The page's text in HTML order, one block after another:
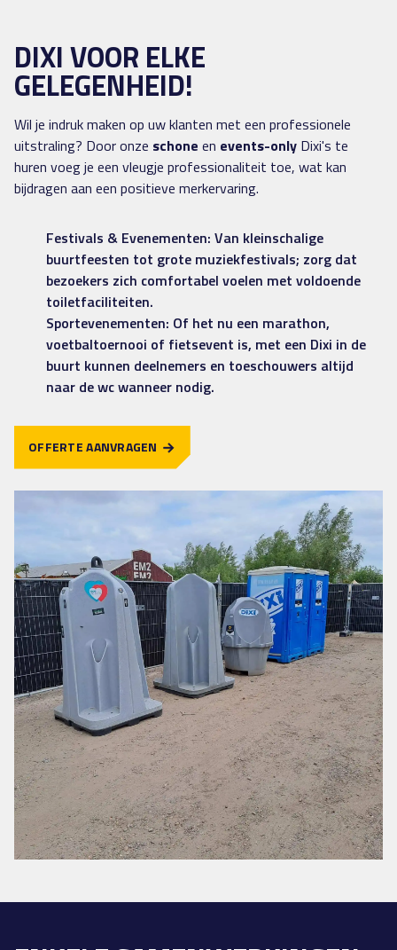
DIXI VOOR ELKE
GELEGENHEID!
Wil je indruk maken op uw klanten met een professionele
uitstraling? Door onze schone en events-only Dixi's te
huren voeg je een vleugje professionaliteit toe, wat kan
bijdragen aan een positieve merkervaring.
Festivals & Evenementen: Van kleinschalige
buurtfeesten tot grote muziekfestivals; zorg dat
bezoekers zich comfortabel voelen met voldoende
toiletfaciliteiten.
Sportevenementen: Of het nu een marathon,
voetbaltoernooi of fietsevent is, met een Dixi in de
buurt kunnen deelnemers en toeschouwers altijd
naar de wc wanneer nodig.
OFFERTE AANVRAGEN